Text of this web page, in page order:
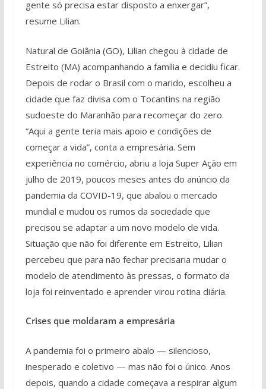
gente só precisa estar disposto a enxergar”,
resume Lilian.
Natural de Goiânia (GO), Lilian chegou à cidade de
Estreito (MA) acompanhando a família e decidiu ficar.
Depois de rodar o Brasil com o marido, escolheu a
cidade que faz divisa com o Tocantins na região
sudoeste do Maranhão para recomeçar do zero.
“Aqui a gente teria mais apoio e condições de
começar a vida”, conta a empresária. Sem
experiência no comércio, abriu a loja Super Ação em
julho de 2019, poucos meses antes do anúncio da
pandemia da COVID-19, que abalou o mercado
mundial e mudou os rumos da sociedade que
precisou se adaptar a um novo modelo de vida.
Situação que não foi diferente em Estreito, Lilian
percebeu que para não fechar precisaria mudar o
modelo de atendimento às pressas, o formato da
loja foi reinventado e aprender virou rotina diária.
Crises que moldaram a empresária
A pandemia foi o primeiro abalo — silencioso,
inesperado e coletivo — mas não foi o único. Anos
depois, quando a cidade começava a respirar algum